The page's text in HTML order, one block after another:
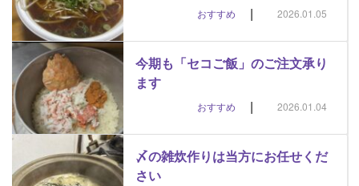
おすすめ | 2026.01.05
今期も「セコご飯」のご注文承り
ます
おすすめ | 2026.01.04
〆の雑炊作りは当方にお任せくだ
さい